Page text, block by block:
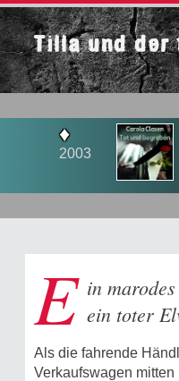
Tilla und der
E in
ein toter
Als die fahrende
Verkaufswagen